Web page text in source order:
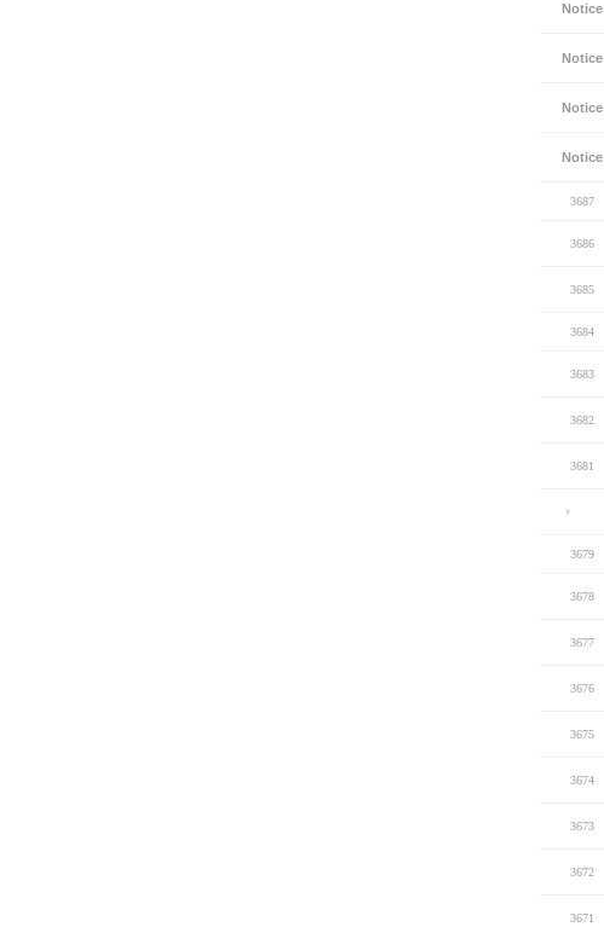
Notice
Notice
Notice
Notice
3687
3686
3685
3684
3683
3682
3681
3679
3678
3677
3676
3675
3674
3673
3672
3671